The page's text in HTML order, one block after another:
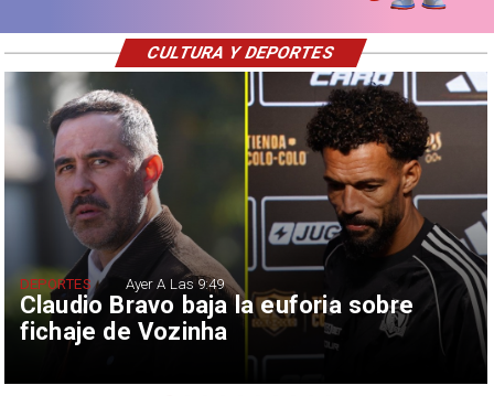
Claudio Bravo baja la euforia sobre
fichaje de Vozinha
DEPORTES Ayer A Las 9:49
CULTURA Y DEPORTES